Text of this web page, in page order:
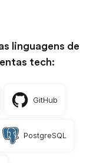
linguagens de
tech:
GitHub
PostgreSQL